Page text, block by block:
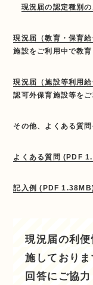
現況届の認定種別
現況届（教育・保育
施設をご利用中で教
現況届（施設等利用
認可外保育施設等を
その他、よくある質
よくある質問 (PDF
記入例 (PDF
現況届の利
施しておりま
回答にご協力